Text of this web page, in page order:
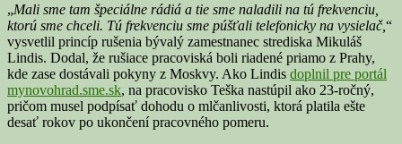
„Mali sme tam špeciálne rádiá a tie sme naladili na tú frekvenciu,
ktorú sme chceli. Tú frekvenciu sme púšťali telefonicky na vysielač,“
vysvetlil princíp rušenia bývalý zamestnanec strediska Mikuláš
Lindis. Dodal, že rušiace pracoviská boli riadené priamo z Prahy,
kde zase dostávali pokyny z Moskvy. Ako Lindis doplnil pre portál
mynovohrad.sme.sk, na pracovisko Teška nastúpil ako 23-ročný,
pričom musel podpísať dohodu o mlčanlivosti, ktorá platila ešte
desať rokov po ukončení pracovného pomeru.